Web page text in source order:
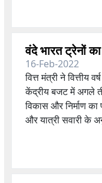
वंदे भारत ट्रेनों
16-Feb-2022
वित्त मंत्री ने
केंद्रीय बजट में अगले
विकास और निर्माण का
और यात्री सवारी के